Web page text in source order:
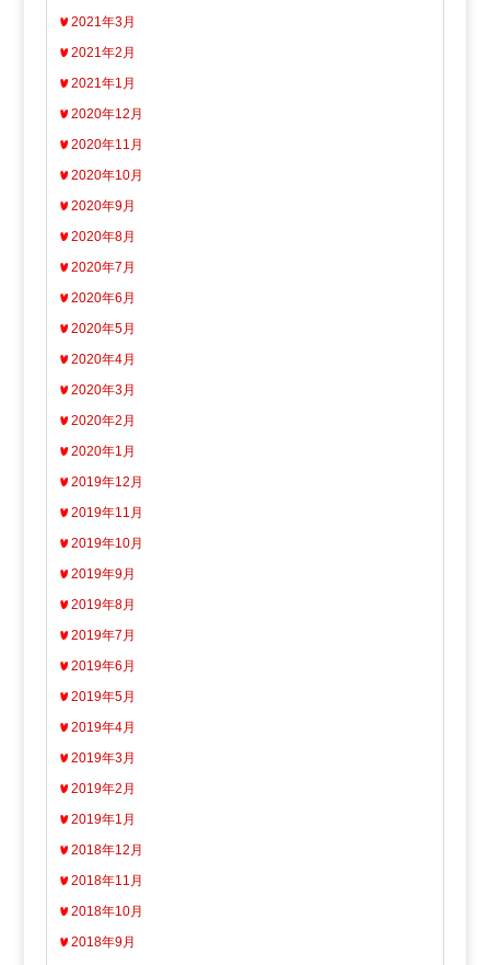
2021年3月
2021年2月
2021年1月
2020年12月
2020年11月
2020年10月
2020年9月
2020年8月
2020年7月
2020年6月
2020年5月
2020年4月
2020年3月
2020年2月
2020年1月
2019年12月
2019年11月
2019年10月
2019年9月
2019年8月
2019年7月
2019年6月
2019年5月
2019年4月
2019年3月
2019年2月
2019年1月
2018年12月
2018年11月
2018年10月
2018年9月